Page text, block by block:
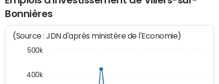
Bonnières
(Source : JDN d'après ministère de l'Economie)
400k
500k